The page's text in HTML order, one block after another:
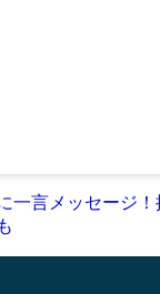
一言メッセージ